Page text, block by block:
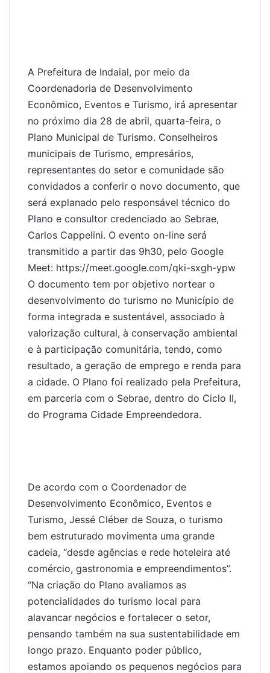
A Prefeitura de Indaial, por meio da
Coordenadoria de Desenvolvimento
Econômico, Eventos e Turismo, irá apresentar
no próximo dia 28 de abril, quarta-feira, o
Plano Municipal de Turismo. Conselheiros
municipais de Turismo, empresários,
representantes do setor e comunidade são
convidados a conferir o novo documento, que
será explanado pelo responsável técnico do
Plano e consultor credenciado ao Sebrae,
Carlos Cappelini. O evento on-line será
transmitido a partir das 9h30, pelo Google
Meet: https://meet.google.com/qki-sxgh-ypw
O documento tem por objetivo nortear o
desenvolvimento do turismo no Município de
forma integrada e sustentável, associado à
valorização cultural, à conservação ambiental
e à participação comunitária, tendo, como
resultado, a geração de emprego e renda para
a cidade. O Plano foi realizado pela Prefeitura,
em parceria com o Sebrae, dentro do Ciclo II,
do Programa Cidade Empreendedora.
De acordo com o Coordenador de
Desenvolvimento Econômico, Eventos e
Turismo, Jessé Cléber de Souza, o turismo
bem estruturado movimenta uma grande
cadeia, “desde agências e rede hoteleira até
comércio, gastronomia e empreendimentos”.
“Na criação do Plano avaliamos as
potencialidades do turismo local para
alavancar negócios e fortalecer o setor,
pensando também na sua sustentabilidade em
longo prazo. Enquanto poder público,
estamos apoiando os pequenos negócios para